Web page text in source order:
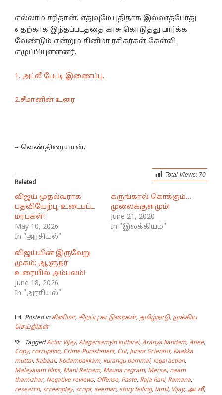
எல்லாம் சரிதான். எதுவுமே புதிதாக இல்லாதபோது
எதற்காக இந்தப்படத்தை காசு கொடுத்து பார்க்க
வேண்டும் என்றும் சினிமா ரசிகர்கள் கேள்வி
எழுப்பியுள்ளனர்.
1. அட்லீ பேட்டி இணைப்பு.
2.சீமானின் உரை
– வெண்திரையான்.
Total Views: 70
Related
விஜய் முதல்வராக
பதவியேற்பு; உடைபட்ட
மரபுகள்!
May 10, 2026
In "அரசியல்"
கருங்கால் கொக்கும்…
முலைக்குளமும்!
June 21, 2020
In "இலக்கியம்"
விஜய்யின் இருவேறு
முகம்; ஆளுநர்
உரையில் அம்பலம்!
June 18, 2026
In "அரசியல்"
Posted in சினிமா, சிறப்பு கட்டுரைகள், தமிழ்நாடு, முக்கிய
செய்திகள்
TaggedActor Vijay, Alagarsamyin kuthirai, Aranya Kandam, Atlee,
Copy, corruption, Crime Punishment, Cut, Junior Scientist, Kaakka
muttai, Kabaali, Kodambakkam, kurangu bommai, legal action,
Malayalam films, Mani Ratnam, Mauna ragram, Mersal, naam
thamizhar, Negative reviews, Offense, Paste, Raja Rani, Ramana,
research, screenplay, script, seeman, story telling, tamil, Vijay, அட்லீ,